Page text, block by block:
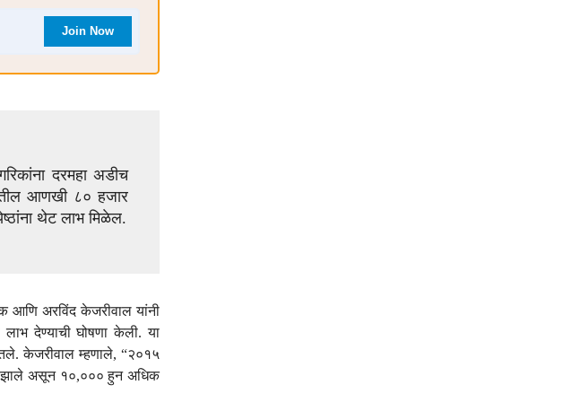
Join Now
दरमहा अडीच
आणखी ८० हजार
थेट लाभ मिळेल.
आणि अरविंद केजरीवाल यांनी
देण्याची घोषणा केली. या
केजरीवाल म्हणाले, “२०१५
झाले असून १०,००० हुन अधिक